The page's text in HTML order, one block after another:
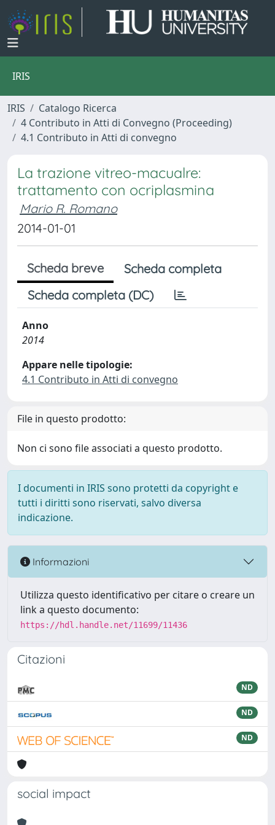
IRIS
IRIS
Catalogo Ricerca
4 Contributo in Atti di Convegno (Proceeding)
4.1 Contributo in Atti di convegno
La trazione vitreo-macualre:
trattamento con ocriplasmina
Mario R. Romano
2014-01-01
Scheda breve
Scheda completa
Scheda completa (DC)
Anno
2014
Appare nelle tipologie:
4.1 Contributo in Atti di convegno
File in questo prodotto:
Non ci sono file associati a questo prodotto.
I documenti in IRIS sono protetti da copyright e
tutti i diritti sono riservati, salvo diversa
indicazione.
Informazioni
Utilizza questo identificativo per citare o creare un
link a questo documento:
https://hdl.handle.net/11699/11436
Citazioni
ND
ND
ND
social impact